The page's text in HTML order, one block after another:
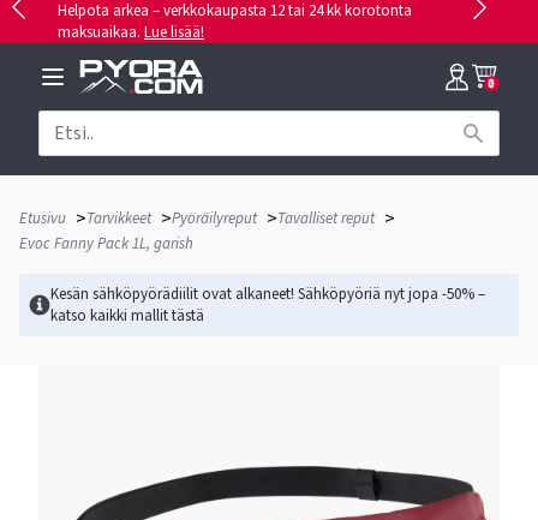
Helpota arkea – verkkokaupasta 12 tai 24 kk korotonta
maksuaikaa. Lue lisää!
0
Etusivu >Tarvikkeet >Pyöräilyreput >Tavalliset reput >
Evoc Fanny Pack 1L, garish
Kesän sähköpyörädiilit ovat alkaneet! Sähköpyöriä nyt jopa -50% –
katso kaikki mallittästä